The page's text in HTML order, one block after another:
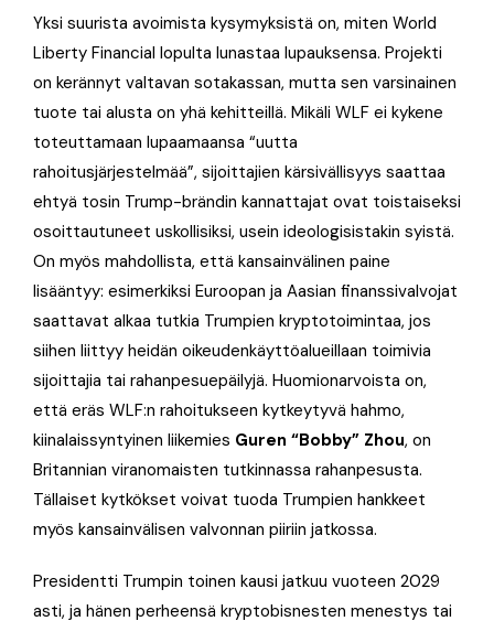
Yksi suurista avoimista kysymyksistä on, miten World
Liberty Financial lopulta lunastaa lupauksensa. Projekti
on kerännyt valtavan sotakassan, mutta sen varsinainen
tuote tai alusta on yhä kehitteillä. Mikäli WLF ei kykene
toteuttamaan lupaamaansa “uutta
rahoitusjärjestelmää”, sijoittajien kärsivällisyys saattaa
ehtyä tosin Trump-brändin kannattajat ovat toistaiseksi
osoittautuneet uskollisiksi, usein ideologisistakin syistä.
On myös mahdollista, että kansainvälinen paine
lisääntyy: esimerkiksi Euroopan ja Aasian finanssivalvojat
saattavat alkaa tutkia Trumpien kryptotoimintaa, jos
siihen liittyy heidän oikeudenkäyttöalueillaan toimivia
sijoittajia tai rahanpesuepäilyjä. Huomionarvoista on,
että eräs WLF:n rahoitukseen kytkeytyvä hahmo,
kiinalaissyntyinen liikemies Guren “Bobby” Zhou, on
Britannian viranomaisten tutkinnassa rahanpesusta.
Tällaiset kytkökset voivat tuoda Trumpien hankkeet
myös kansainvälisen valvonnan piiriin jatkossa.
Presidentti Trumpin toinen kausi jatkuu vuoteen 2029
asti, ja hänen perheensä kryptobisnesten menestys tai